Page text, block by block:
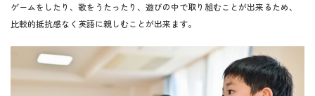
ゲームをしたり、歌をうたったり、遊びの中で取り組むことが出来るため、
比較的抵抗感なく英語に親しむことが出来ます。